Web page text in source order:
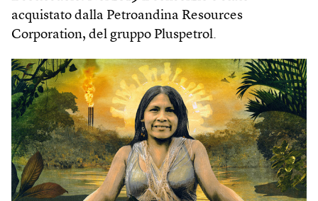
acquistato dalla Petroandina Resources
Corporation, del gruppo Pluspetrol.